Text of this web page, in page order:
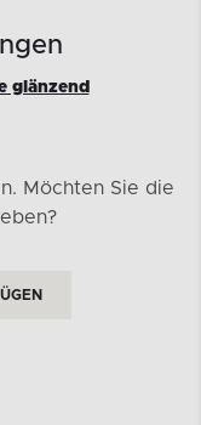
glänzend
Möchten Sie die